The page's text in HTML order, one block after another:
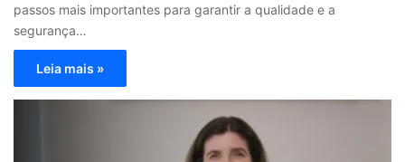
passos mais importantes para garantir a qualidade e a
segurança…
Leia mais »